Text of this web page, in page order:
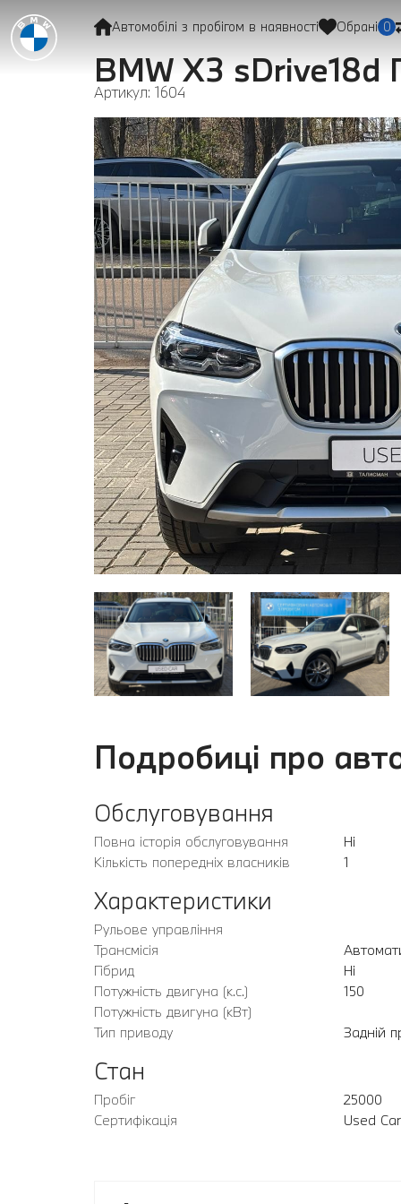
Автомобілі з пробігом в наявності Обрані 0
BMW X3
Артикул: 1604
Подробиці про
Обслуговування
Повна історія обслуговування
Ні
Кількість попередніх власників
1
Характеристики
Рульове управління
Трансмісія
Гібрид
Ні
Потужність двигуна (к.с.)
150
Потужність двигуна (кВт)
Тип приводу
Задній
Стан
Пробіг
25000
Сертифікація
Used Car